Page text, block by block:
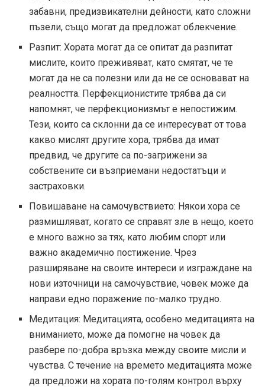
забавни, предизвикателни дейности, като сложни
пъзели, също могат да предложат облекчение.
Разпит: Хората могат да се опитат да разпитат
мислите, които преживяват, като смятат, че те
могат да не са полезни или да не се основават на
реалността. Перфекционистите трябва да си
напомнят, че перфекционизмът е непостижим.
Тези, които са склонни да се интересуват от това
какво мислят другите хора, трябва да имат
предвид, че другите са по-загрижени за
собствените си възприемани недостатъци и
застраховки.
Повишаване на самочувствието: Някои хора се
размишляват, когато се справят зле в нещо, което
е много важно за тях, като любим спорт или
важно академично постижение. Чрез
разширяване на своите интереси и изграждане на
нови източници на самочувствие, човек може да
направи едно поражение по-малко трудно.
Медитация: Медитацията, особено медитацията на
вниманието, може да помогне на човек да
разбере по-добра връзка между своите мисли и
чувства. С течение на времето медитацията може
да предложи на хората по-голям контрол върху